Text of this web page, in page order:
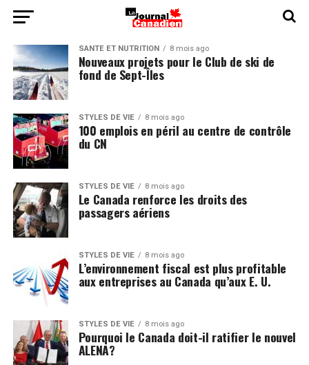
SANTÉ ET NUTRITION 8 mois ago
Nouveaux projets pour le Club de ski de
fond de Sept-Îles
STYLES DE VIE 8 mois ago
100 emplois en péril au centre de contrôle
du CN
STYLES DE VIE 8 mois ago
Le Canada renforce les droits des
passagers aériens
STYLES DE VIE 8 mois ago
L’environnement fiscal est plus profitable
aux entreprises au Canada qu’aux E. U.
STYLES DE VIE 8 mois ago
Pourquoi le Canada doit-il ratifier le nouvel
ALENA?